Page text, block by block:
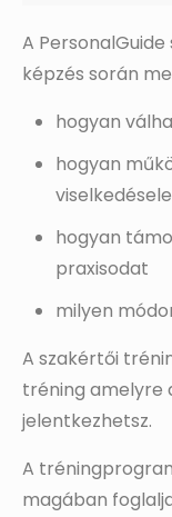
A
képzés során
hogyan
hogyan
hogyan
praxisodat
milyen
A szakértői
tréning amelyre
jelentkezhetsz.
A
magában